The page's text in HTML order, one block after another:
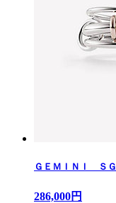
ＧＥＭＩＮＩ ＳＧ
286,000円